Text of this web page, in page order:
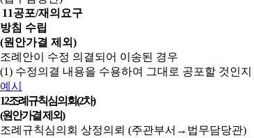
11공포/재의요구
방침 수립
(원안가결 제외)
조례안이 수정 의결되어 이송된 경우
(1) 수정의결 내용을 수용하여 그대로 공포할 것인지
예시
12조례규칙심의회(2차)
(원안가결 제외)
조례규칙심의회 상정의뢰 (주관부서→법무담당관)